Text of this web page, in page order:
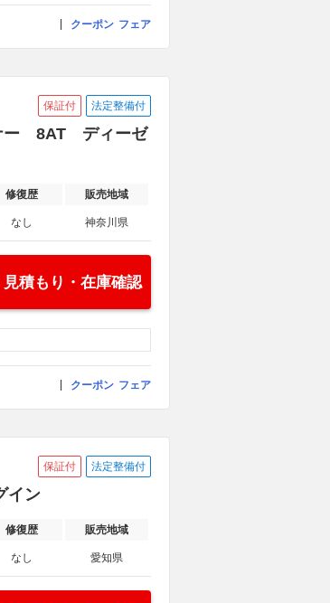
クーポン フェア
保証付 法定整備付
ー 8AT ディーゼ
修復歴 販売地域
なし 神奈川県
見積もり・在庫確認
クーポン フェア
保証付 法定整備付
イン
修復歴 販売地域
なし 愛知県